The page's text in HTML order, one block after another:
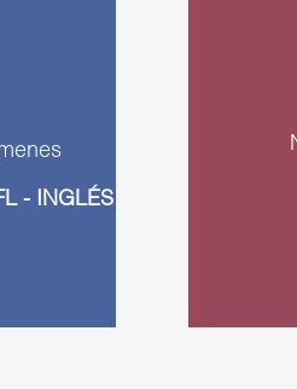
- INGLÉS